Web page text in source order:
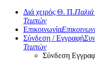
Διά χειρός Θ. Π.
Τεμπών
Επικοινωνία
Σύνδεση / Εγγραφή
Τεμπών
Σύνδεση